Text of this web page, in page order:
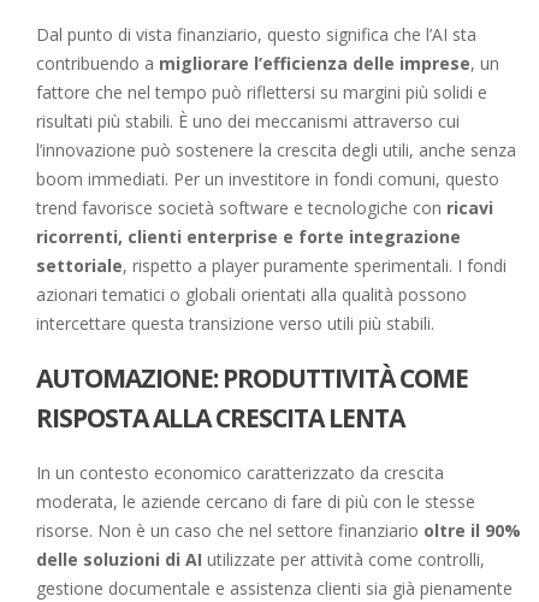
Dal punto di vista finanziario, questo significa che l’AI sta
contribuendo a migliorare l’efficienza delle imprese, un
fattore che nel tempo può riflettersi su margini più solidi e
risultati più stabili. È uno dei meccanismi attraverso cui
l’innovazione può sostenere la crescita degli utili, anche senza
boom immediati. Per un investitore in fondi comuni, questo
trend favorisce società software e tecnologiche con ricavi
ricorrenti, clienti enterprise e forte integrazione
settoriale, rispetto a player puramente sperimentali. I fondi
azionari tematici o globali orientati alla qualità possono
intercettare questa transizione verso utili più stabili.
AUTOMAZIONE: PRODUTTIVITÀ COME
RISPOSTA ALLA CRESCITA LENTA
In un contesto economico caratterizzato da crescita
moderata, le aziende cercano di fare di più con le stesse
risorse. Non è un caso che nel settore finanziario oltre il 90%
delle soluzioni di AI utilizzate per attività come controlli,
gestione documentale e assistenza clienti sia già pienamente